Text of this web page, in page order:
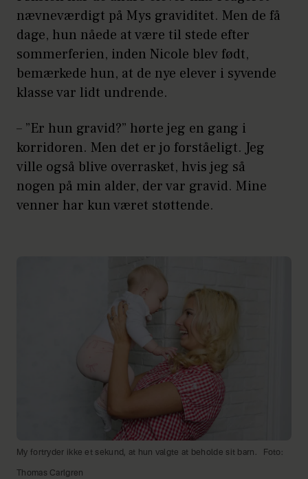
nævneværdigt på Mys graviditet. Men de få
dage, hun nåede at være til stede efter
sommerferien, inden Nicole blev født,
bemærkede hun, at de nye elever i syvende
klasse var lidt undrende.
– ”Er hun gravid?” hørte jeg en gang i
korridoren. Men det er jo forståeligt. Jeg
ville også blive overrasket, hvis jeg så
nogen på min alder, der var gravid. Mine
venner har kun været støttende.
My fortryder ikke et sekund, at hun valgte at beholde sit barn. Foto:
Thomas Carlgren